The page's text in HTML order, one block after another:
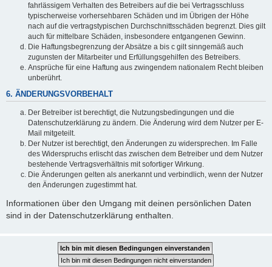
fahrlässigem Verhalten des Betreibers auf die bei Vertragsschluss
typischerweise vorhersehbaren Schäden und im Übrigen der Höhe
nach auf die vertragstypischen Durchschnittsschäden begrenzt. Dies gilt
auch für mittelbare Schäden, insbesondere entgangenen Gewinn.
Die Haftungsbegrenzung der Absätze a bis c gilt sinngemäß auch
zugunsten der Mitarbeiter und Erfüllungsgehilfen des Betreibers.
Ansprüche für eine Haftung aus zwingendem nationalem Recht bleiben
unberührt.
6. ÄNDERUNGSVORBEHALT
Der Betreiber ist berechtigt, die Nutzungsbedingungen und die
Datenschutzerklärung zu ändern. Die Änderung wird dem Nutzer per E-
Mail mitgeteilt.
Der Nutzer ist berechtigt, den Änderungen zu widersprechen. Im Falle
des Widerspruchs erlischt das zwischen dem Betreiber und dem Nutzer
bestehende Vertragsverhältnis mit sofortiger Wirkung.
Die Änderungen gelten als anerkannt und verbindlich, wenn der Nutzer
den Änderungen zugestimmt hat.
Informationen über den Umgang mit deinen persönlichen Daten
sind in der Datenschutzerklärung enthalten.